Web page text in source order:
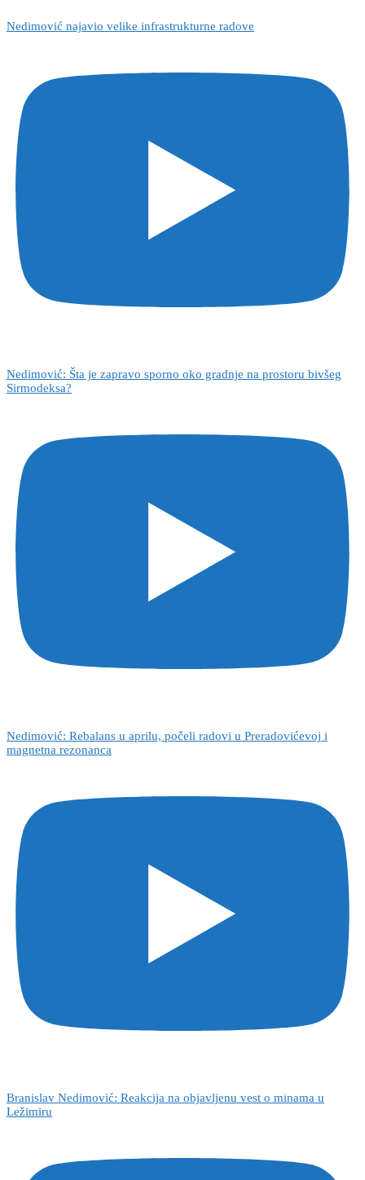
Nedimović najavio velike infrastrukturne radove
Nedimović: Šta je zapravo sporno oko gradnje na prostoru bivšeg
Sirmodeksa?
Nedimović: Rebalans u aprilu, počeli radovi u Preradovićevoj i
magnetna rezonanca
Branislav Nedimović: Reakcija na objavljenu vest o minama u
Ležimiru